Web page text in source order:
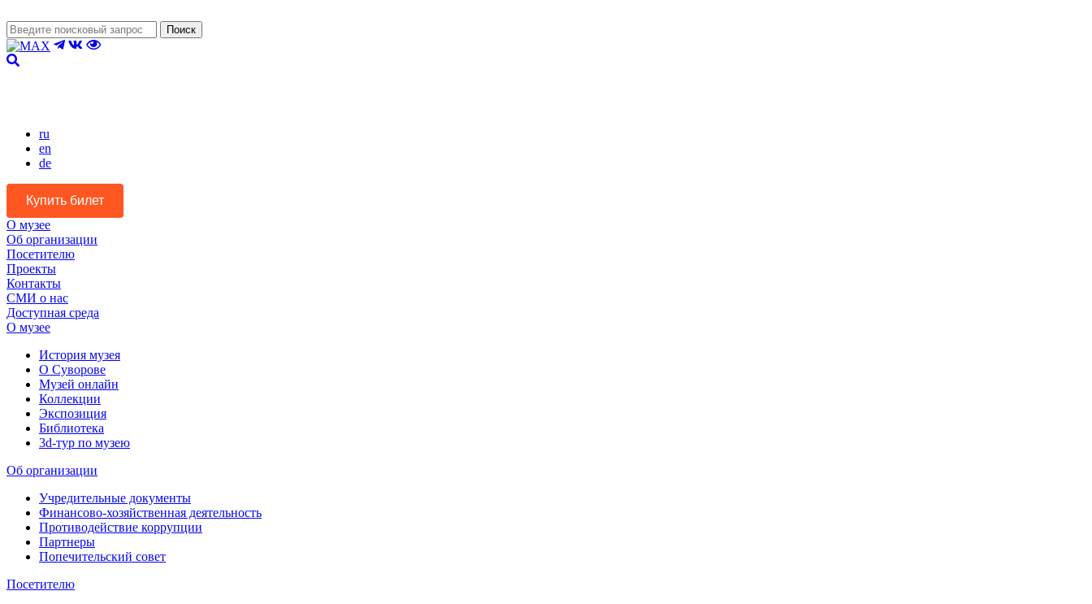
Поиск
ru
en
de
Купить билет
О музее
Об организации
Посетителю
Проекты
Контакты
СМИ о нас
Доступная среда
О музее
История музея
О Суворове
Музей онлайн
Коллекции
Экспозиция
Библиотека
3d-тур по музею
Об организации
Учредительные документы
Финансово-хозяйственная деятельность
Противодействие коррупции
Партнеры
Попечительский совет
Посетителю